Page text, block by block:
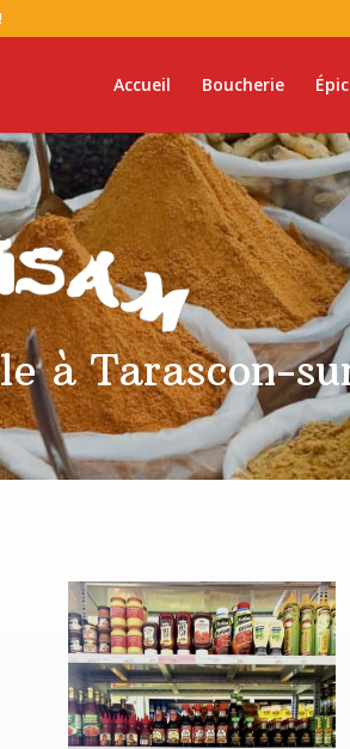
Accueil Boucherie
à Tarascon-